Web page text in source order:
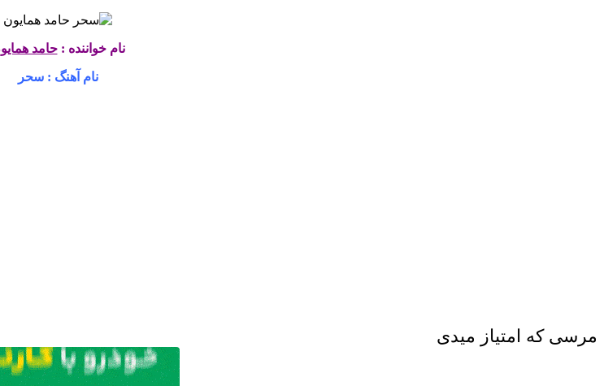
نام خواننده : حامد
نام آهنگ : سحر
مرسی که امتیاز میدی